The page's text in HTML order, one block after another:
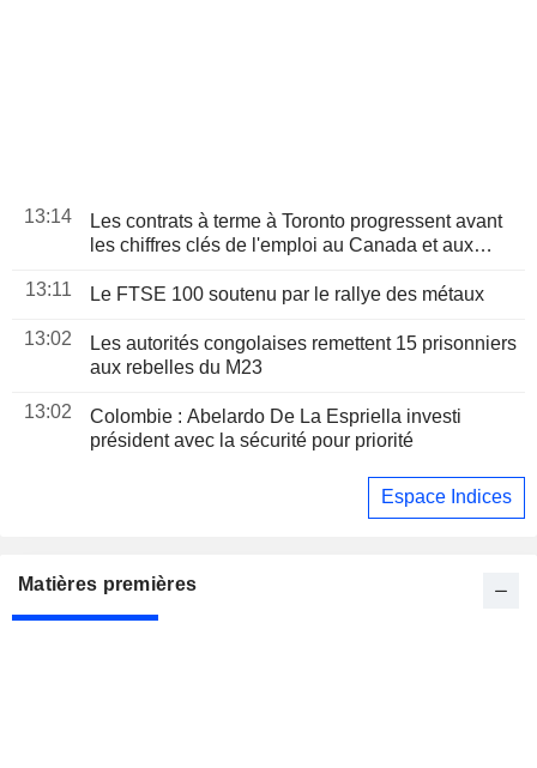
13:14
Les contrats à terme à Toronto progressent avant
les chiffres clés de l'emploi au Canada et aux
13:11
Le FTSE 100 soutenu par le rallye des métaux
13:02
Les autorités congolaises remettent 15 prisonniers
aux rebelles du M23
13:02
Colombie : Abelardo De La Espriella investi
président avec la sécurité pour priorité
Espace Indices
Matières premières